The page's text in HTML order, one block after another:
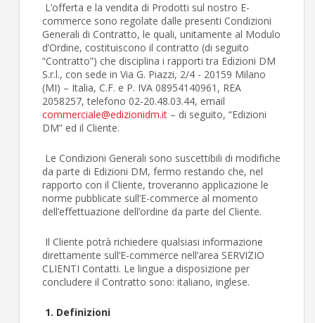
L’offerta e la vendita di Prodotti sul nostro E-
commerce sono regolate dalle presenti Condizioni
Generali di Contratto, le quali, unitamente al Modulo
d’Ordine, costituiscono il contratto (di seguito
“Contratto”) che disciplina i rapporti tra Edizioni DM
S.r.l., con sede in Via G. Piazzi, 2/4 - 20159 Milano
(MI) – Italia, C.F. e P. IVA 08954140961, REA
2058257, telefono 02-20.48.03.44, email
commerciale@edizionidm.it – di seguito, “Edizioni
DM” ed il Cliente.
Le Condizioni Generali sono suscettibili di modifiche
da parte di Edizioni DM, fermo restando che, nel
rapporto con il Cliente, troveranno applicazione le
norme pubblicate sull’E-commerce al momento
dell’effettuazione dell’ordine da parte del Cliente.
Il Cliente potrà richiedere qualsiasi informazione
direttamente sull’E-commerce nell’area SERVIZIO
CLIENTI Contatti. Le lingue a disposizione per
concludere il Contratto sono: italiano, inglese.
1. Definizioni